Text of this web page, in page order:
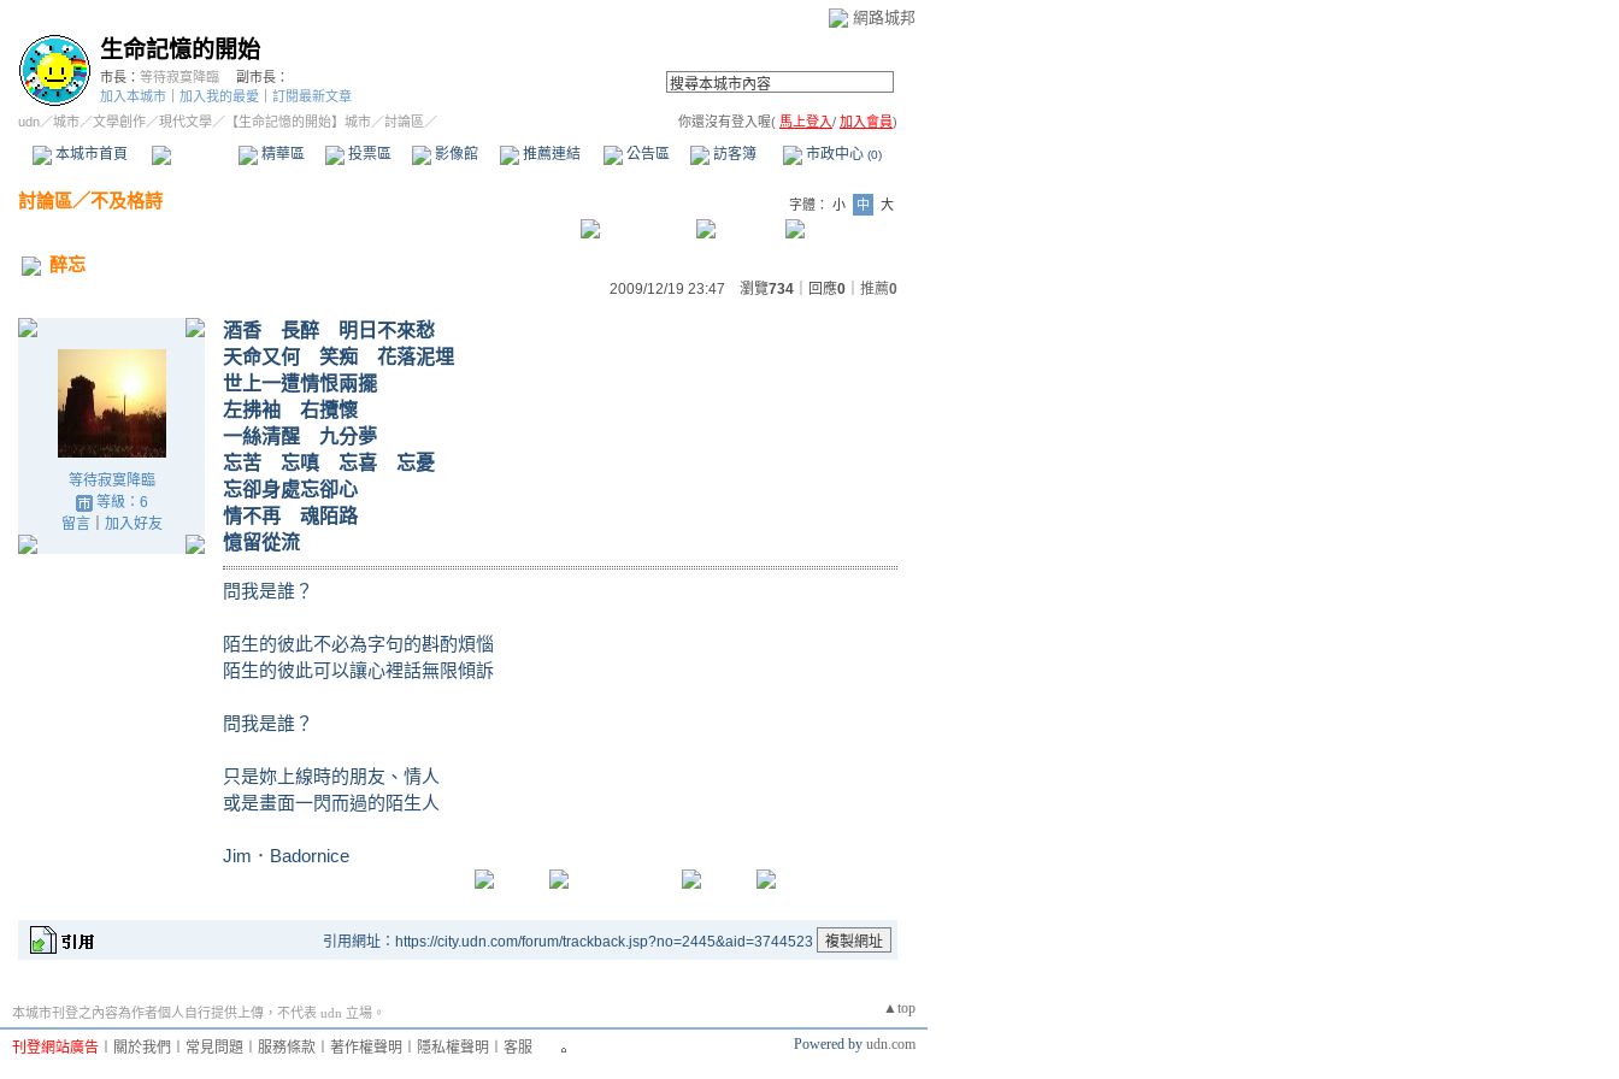
網路城邦
生命記憶的開始
市長： 等待寂寞降臨
副市長：
加入本城市
加入我的最愛
訂閱最新文章
udn／城市／文學創作／現代文學／ 【生命記憶的開始】城市／討論區／ 你還沒有登入喔( 馬上登入/ 加入會員)
本城市首頁 精華區 投票區 影像館 推薦連結 公告區 訪客簿 市政中心 (0)
討論區／不及格詩 字體： 小 中 大
醉忘
2009/12/19 23:47 瀏覽734 ｜回應0 推薦0
等待寂寞降臨
等級：6
留言｜ 加入好友
酒香 長醉 明日不來愁
天命又何 笑痴 花落泥埋
世上一遭情恨兩擺
左拂袖 右攬懷
一絲清醒 九分夢
忘苦 忘嗔 忘喜 忘憂
忘卻身處忘卻心
情不再 魂陌路
憶留從流
問我是誰？
陌生的彼此不必為字句的斟酌煩惱
陌生的彼此可以讓心裡話無限傾訴
問我是誰？
只是妳上線時的朋友、情人
或是畫面一閃而過的陌生人
Jim．Badornice
引用網址：https://city.udn.com/forum/trackback.jsp?no=2445&aid=3744523
▲top
本城市刊登之內容為作者個人自行提供上傳，不代表 udn 立場。
刊登網站廣告 關於我們 常見問題 服務條款 著作權聲明 隱私權聲明 客服 Powered by udn.com